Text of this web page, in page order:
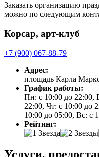
Заказать организацию
можно по следующим
Корсар, арт-клуб
+7 (900) 067-88-79
Адрес:
площадь Карла
График работы:
Пн: с 10:00 до 22:00,
22:00, Чт: с 10:00 до
10:00 до 05:00, Вс: с
Рейтинг:
Услуги,